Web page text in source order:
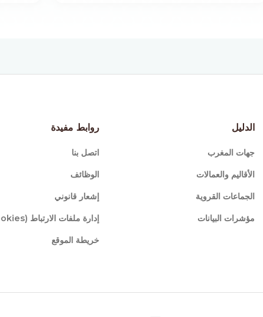
الدليل
جهات المغرب
الأقاليم والعمالات
الجماعات القروية
مؤشرات البيانات
روابط مفيدة
اتصل بنا
الوظائف
إشعار قانوني
إدارة ملفات الارتباط (Cookies)
خريطة الموقع